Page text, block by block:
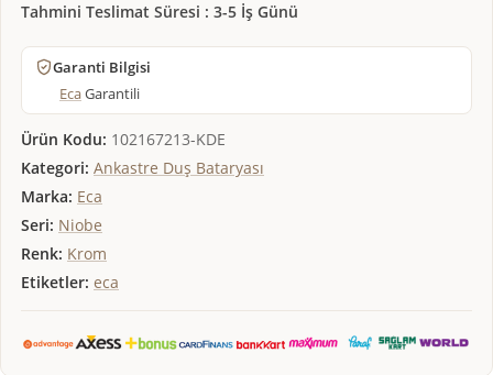
Tahmini Teslimat Süresi : 3-5 İş Günü
Garanti Bilgisi
EcaGarantili
Ürün Kodu: 102167213-KDE
Kategori: Ankastre Duş Bataryası
Marka: Eca
Seri: Niobe
Renk: Krom
Etiketler: eca